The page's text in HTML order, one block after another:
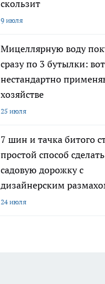
скользит
9 июля
Мицеллярную воду
сразу по 3 бутылки:
нестандартно
хозяйстве
25 июля
7 шин и тачка битого
простой способ сделать
садовую дорожку с
дизайнерским
24 июля